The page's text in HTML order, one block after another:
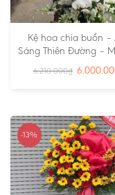
Kệ hoa chia buồn –
Sáng Thiên Đường –
6.210.000₫
-13%